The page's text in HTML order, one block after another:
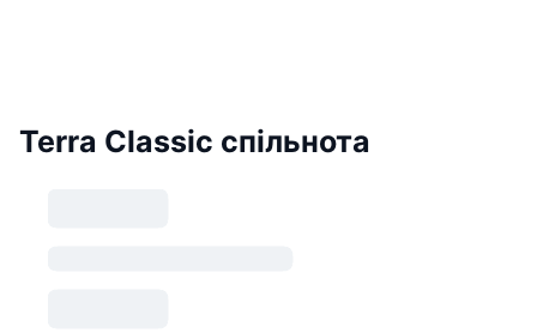
Terra Classic спільнота